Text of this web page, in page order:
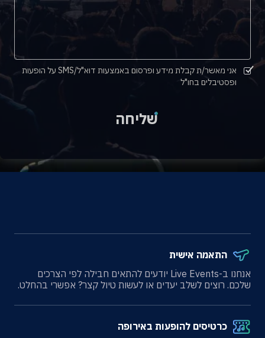
אני מאשר/ת קבלת מידע ופרסום באמצעות דוא"ל/SMS על הופעות
ופסטיבלים בחו"ל
שליחה
התאמה אישית
אנחנו ב-Live Events יודעים להתאים חבילה לפי הצרכים
שלכם. רוצים לשלב יעדים או לעשות טיול קצר? אפשרי בהחלט.
כרטיסים להופעות באירופה